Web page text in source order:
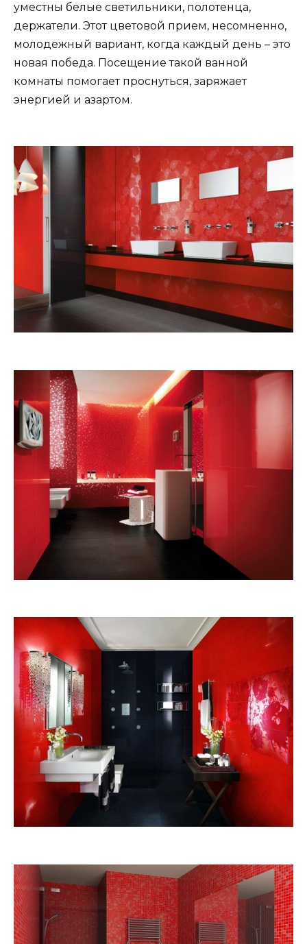
уместны белые светильники, полотенца,
держатели. Этот цветовой прием, несомненно,
молодежный вариант, когда каждый день – это
новая победа. Посещение такой ванной
комнаты помогает проснуться, заряжает
энергией и азартом.